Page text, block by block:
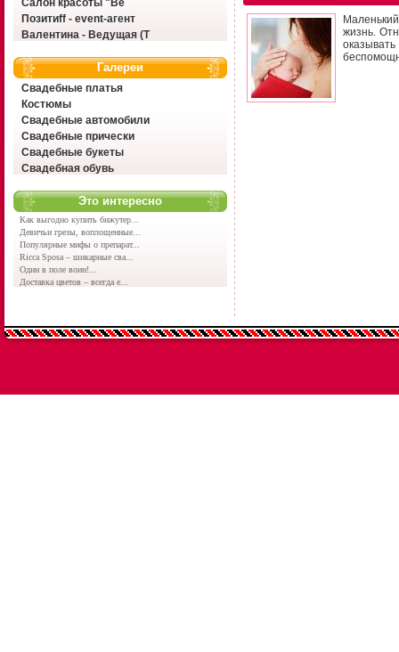
Салон красоты "Ве
Позитиff - event-агент
Валентина - Ведущая (Т
Галереи
Свадебные платья
Костюмы
Свадебные автомобили
Свадебные прически
Свадебные букеты
Свадебная обувь
Это интересно
Как выгодно купить бижутер...
Девичьи грезы, воплощенные...
Популярные мифы о препарат...
Ricca Sposa – шикарные сва...
Один в поле воин!...
Доставка цветов – всегда е...
жизнь.